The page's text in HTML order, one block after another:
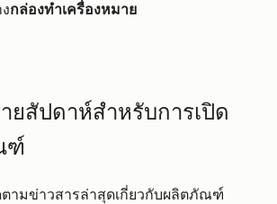
กล่องทำเครื่องหมาย
ยสัปดาห์สำหรับการเปิด
ฑ์
ามข่าวสารล่าสุดเกี่ยวกับผลิตภัณฑ์